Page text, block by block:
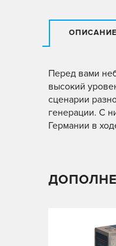
ОПИСАНИЕ
Перед вами
высокий
сценарии
генерации. С
Германии в